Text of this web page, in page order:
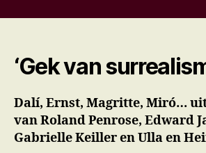
‘Gek van
Dalí, Ernst, Magritte, Miró…
van Roland Penrose, Edward
Gabrielle Keiller en Ulla en